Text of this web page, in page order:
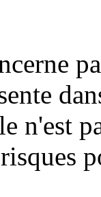
n'est